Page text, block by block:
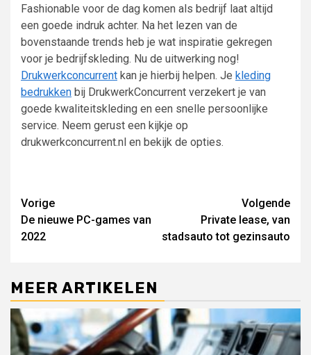
Fashionable voor de dag komen als bedrijf laat altijd
een goede indruk achter. Na het lezen van de
bovenstaande trends heb je wat inspiratie gekregen
voor je bedrijfskleding. Nu de uitwerking nog!
Drukwerkconcurrent kan je hierbij helpen. Je kleding
bedrukken bij DrukwerkConcurrent verzekert je van
goede kwaliteitskleding en een snelle persoonlijke
service. Neem gerust een kijkje op
drukwerkconcurrent.nl en bekijk de opties.
Lees
verder
Vorige
De nieuwe PC-games van
2022
Volgende
Private lease, van
stadsauto tot gezinsauto
MEER ARTIKELEN